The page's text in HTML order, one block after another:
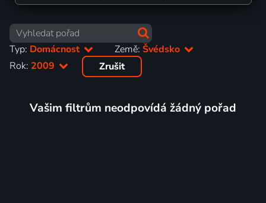
Typ: Domácnost Země:Švédsko
Rok: 2009 Zrušit
Vašim filtrům neodpovídá žádný pořad